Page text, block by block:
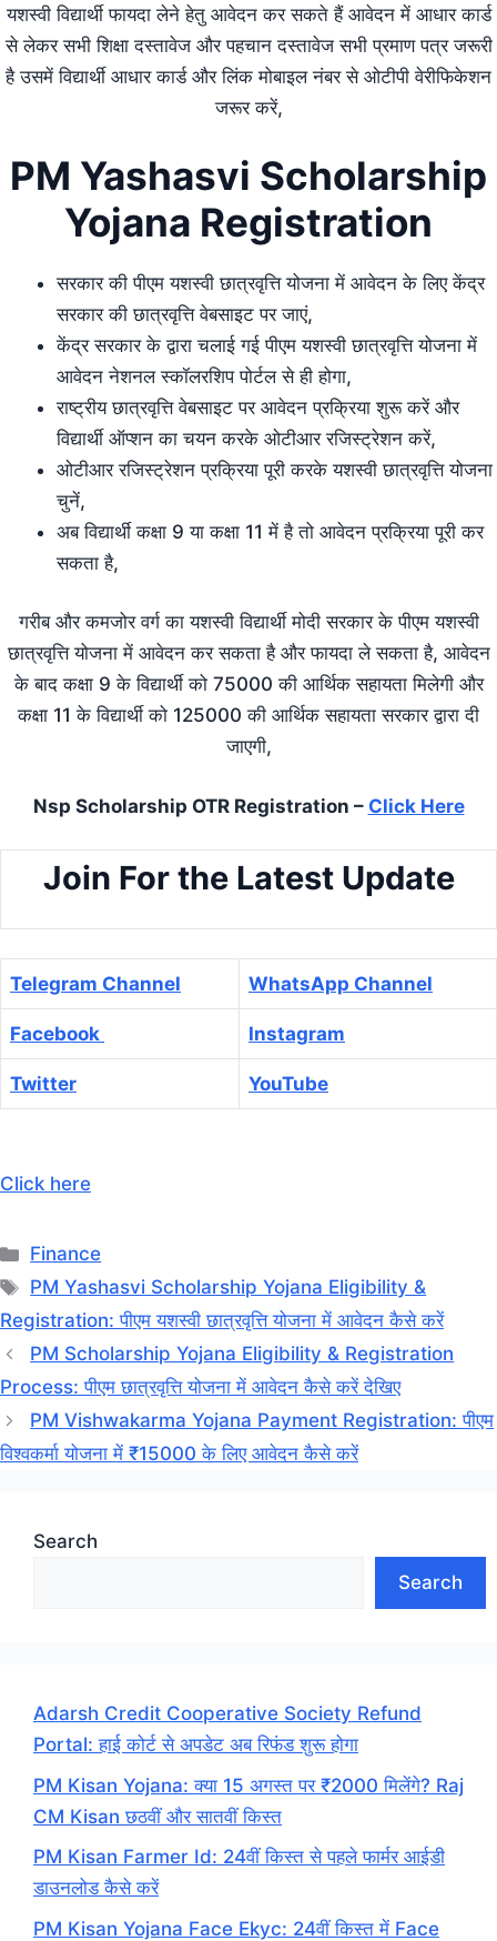
यशस्वी विद्यार्थी फायदा लेने हेतु आवेदन कर सकते हैं आवेदन में आधार कार्ड
से लेकर सभी शिक्षा दस्तावेज और पहचान दस्तावेज सभी प्रमाण पत्र जरूरी
है उसमें विद्यार्थी आधार कार्ड और लिंक मोबाइल नंबर से ओटीपी वेरीफिकेशन
जरूर करें,
PM Yashasvi Scholarship
Yojana Registration
सरकार की पीएम यशस्वी छात्रवृत्ति योजना में आवेदन के लिए केंद्र
सरकार की छात्रवृत्ति वेबसाइट पर जाएं,
केंद्र सरकार के द्वारा चलाई गई पीएम यशस्वी छात्रवृत्ति योजना में
आवेदन नेशनल स्कॉलरशिप पोर्टल से ही होगा,
राष्ट्रीय छात्रवृत्ति वेबसाइट पर आवेदन प्रक्रिया शुरू करें और
विद्यार्थी ऑप्शन का चयन करके ओटीआर रजिस्ट्रेशन करें,
ओटीआर रजिस्ट्रेशन प्रक्रिया पूरी करके यशस्वी छात्रवृत्ति योजना
चुनें,
अब विद्यार्थी कक्षा 9 या कक्षा 11 में है तो आवेदन प्रक्रिया पूरी कर
सकता है,
गरीब और कमजोर वर्ग का यशस्वी विद्यार्थी मोदी सरकार के पीएम यशस्वी
छात्रवृत्ति योजना में आवेदन कर सकता है और फायदा ले सकता है, आवेदन
के बाद कक्षा 9 के विद्यार्थी को 75000 की आर्थिक सहायता मिलेगी और
कक्षा 11 के विद्यार्थी को 125000 की आर्थिक सहायता सरकार द्वारा दी
जाएगी,
Nsp Scholarship OTR Registration – Click Here
Join For the Latest Update
Telegram Channel WhatsApp Channel
Facebook Instagram
Twitter YouTube
Click here
Categories
Finance
Tags
PM Yashasvi Scholarship Yojana Eligibility &
Registration: पीएम यशस्वी छात्रवृत्ति योजना में आवेदन कैसे करें
PM Scholarship Yojana Eligibility & Registration
Process: पीएम छात्रवृत्ति योजना में आवेदन कैसे करें देखिए
PM Vishwakarma Yojana Payment Registration: पीएम
विश्वकर्मा योजना में ₹15000 के लिए आवेदन कैसे करें
Search
Search
Adarsh Credit Cooperative Society Refund
Portal: हाई कोर्ट से अपडेट अब रिफंड शुरू होगा
PM Kisan Yojana: क्या 15 अगस्त पर ₹2000 मिलेंगे? Raj
CM Kisan छठवीं और सातवीं किस्त
PM Kisan Farmer Id: 24वीं किस्त से पहले फार्मर आईडी
डाउनलोड कैसे करें
PM Kisan Yojana Face Ekyc: 24वीं किस्त में Face